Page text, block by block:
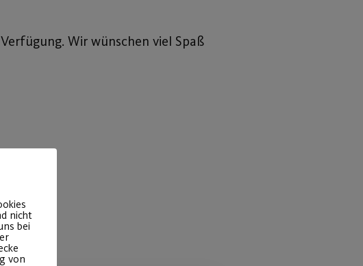
Wir wünschen viel Spaß
nicht
bei
von